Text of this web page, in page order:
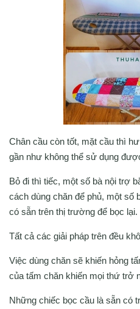
Chân cầu còn tốt, mặt cầu thì
gần như không thể sử dụng
Bỏ đi thì tiếc, một số bà nội trợ
cách dùng chăn để phủ, một số
có sẵn trên thị trường để bọc lại.
Tất cả các giải pháp trên đều
Việc dùng chăn sẽ khiến hỏng
của tấm chăn khiến mọi thứ trở
Những chiếc bọc cầu là sẵn có